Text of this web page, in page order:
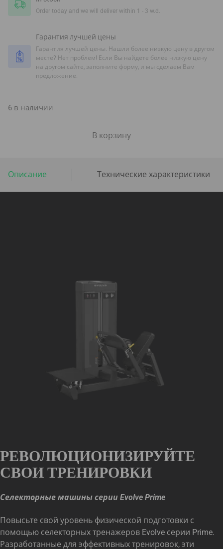
Order today and we will deliver within 1 - 3 w.d.
Гарантия лучшей цены
Гарантия лучшей цены. Нашли более низкую цену в другом
месте? Нет проблем! Если Вы найдете более низкую цену
на другом сайте, заполните форму, и мы сделаем Вам
предложение.
6 в наличии
В корзину
Описание Технические характеристики
РЕВОЛЮЦИОНИЗИРУЙТЕ
СВОИ ТРЕНИРОВКИ
Селекторные машины серии Evolve Prime
Повысьте свой уровень физической подготовки с
помощью селекторных тренажеров Evolve серии Prime.
Разработанные для эффективных тренировок, эти